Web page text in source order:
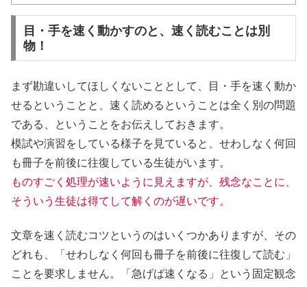
目・手を速く動かすのと、速く読むことは別
物！
まず勘違いしてほしくないこととして、目・手を速く動か
せるということと、速く読めるということは全く別の問題
である、ということをお伝えしておきます。
模試や演習をしている様子を見ていると、せわしなく何回
も冊子を前後に往復している生徒がいます。
ものすごく処理が速いように見えますが、残念なことに、
そういう生徒は得てして解くのが遅いです。
文章を速く読むコツというのはいくつかありますが、その
どれも、「せわしなく何回も冊子を前後に往復して読む」
ことを要求しません。
「急げば速くなる」という固定観念